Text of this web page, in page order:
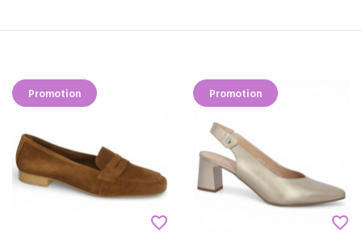
Promotion
favorite_border
Promotion
favorite_border